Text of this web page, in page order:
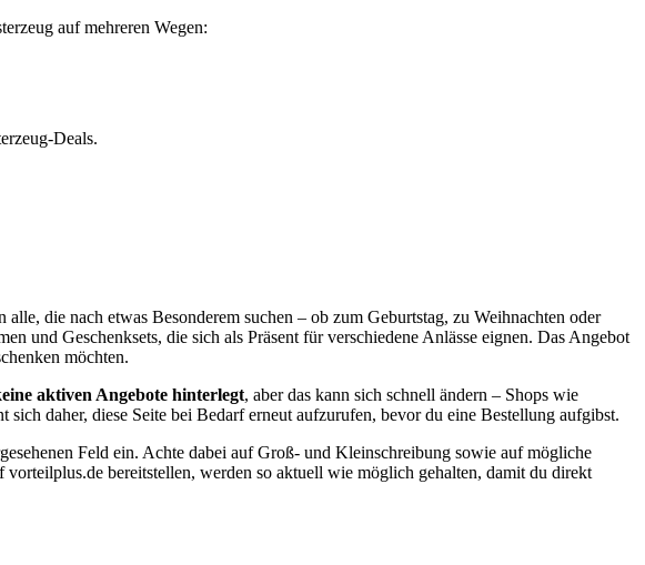
auf mehreren Wegen:
Deals.
die nach etwas Besonderem suchen – ob zum Geburtstag, zu Weihnachten oder
und Geschenksets, die sich als Präsent für verschiedene Anlässe eignen. Das Angebot
möchten.
aktiven Angebote hinterlegt, aber das kann sich schnell ändern – Shops wie
daher, diese Seite bei Bedarf erneut aufzurufen, bevor du eine Bestellung aufgibst.
Feld ein. Achte dabei auf Groß- und Kleinschreibung sowie auf mögliche
bereitstellen, werden so aktuell wie möglich gehalten, damit du direkt